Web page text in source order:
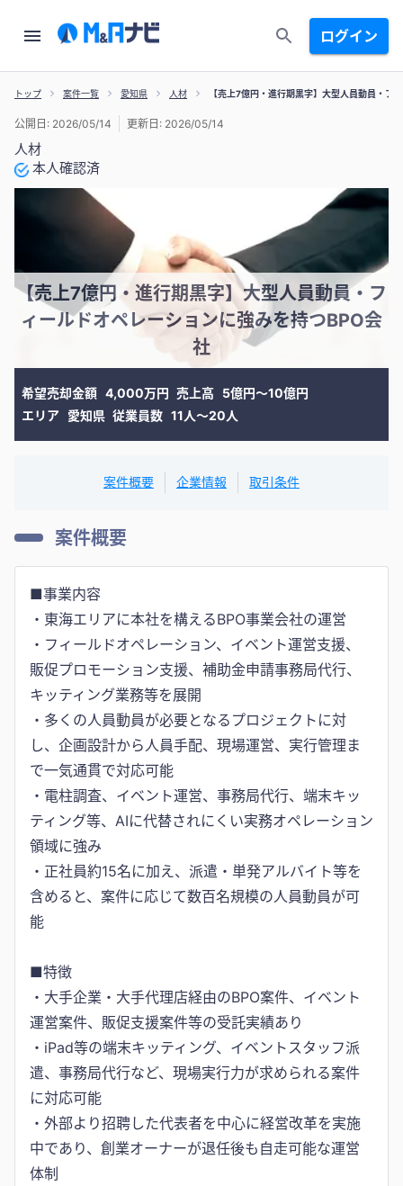
ログイン
トップ 案件一覧 愛知県 人材 【売上7億円・進行期黒字】大型人員動員・フ
人材
本人確認済
公開日: 2026/05/14 更新日: 2026/05/14
【売上7億円・進行期黒字】大型人員動員・フ
ィールドオペレーションに強みを持つBPO会
社
希望売却金額 4,000万円 売上高
5億円〜10億円
エリア 愛知県 従業員数 11人〜20人
案件概要 企業情報 取引条件
案件概要
■事業内容
・東海エリアに本社を構えるBPO事業会社の運営
・フィールドオペレーション、イベント運営支援、
販促プロモーション支援、補助金申請事務局代行、
キッティング業務等を展開
・多くの人員動員が必要となるプロジェクトに対
し、企画設計から人員手配、現場運営、実行管理ま
で一気通貫で対応可能
・電柱調査、イベント運営、事務局代行、端末キッ
ティング等、AIに代替されにくい実務オペレーション
領域に強み
・正社員約15名に加え、派遣・単発アルバイト等を
含めると、案件に応じて数百名規模の人員動員が可
能
■特徴
・大手企業・大手代理店経由のBPO案件、イベント
運営案件、販促支援案件等の受託実績あり
・iPad等の端末キッティング、イベントスタッフ派
遣、事務局代行など、現場実行力が求められる案件
に対応可能
・外部より招聘した代表者を中心に経営改革を実施
中であり、創業オーナーが退任後も自走可能な運営
体制